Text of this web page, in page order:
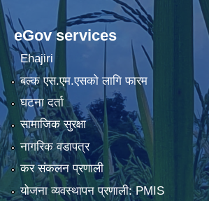
eGov services
Ehajiri
बल्क एस.एम.एसको लागि फारम
घटना दर्ता
सामाजिक सुरक्षा
नागरिक वडापत्र
कर संकलन प्रणाली
योजना व्यवस्थापन प्रणाली: PMIS